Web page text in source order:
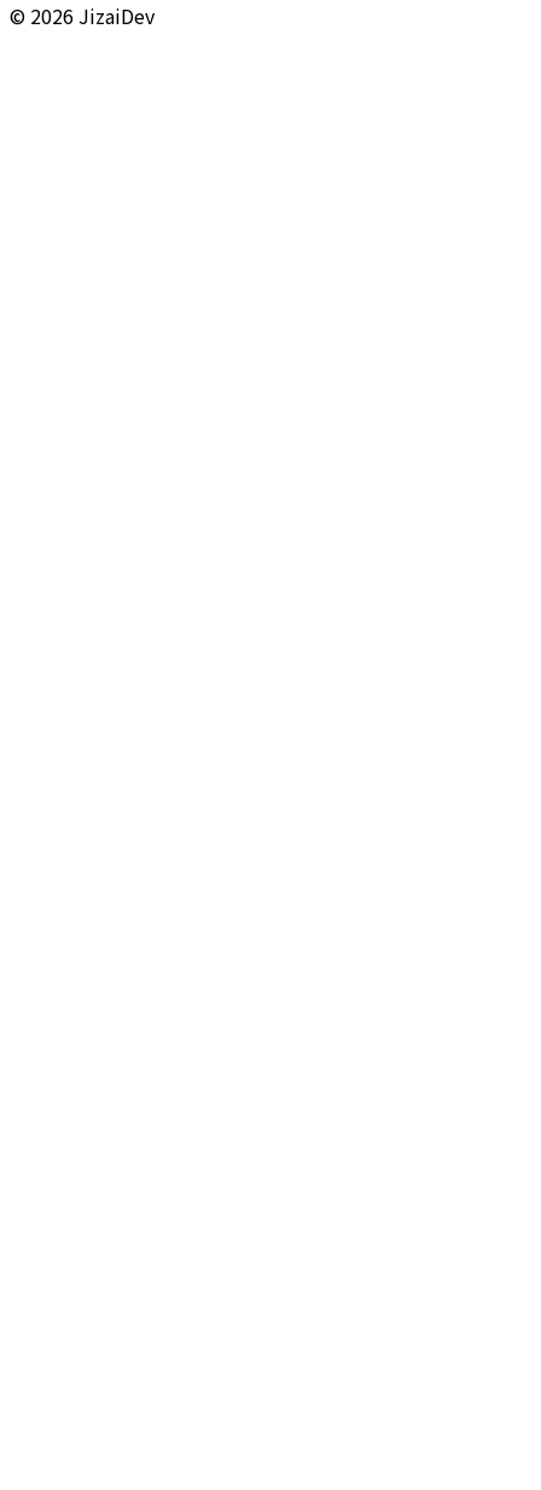
© 2026 JizaiDev